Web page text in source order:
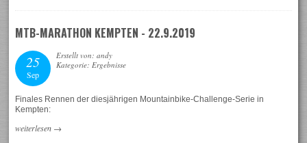
MTB-MARATHON KEMPTEN - 22.9.2019
25
Sep
Erstellt von: andy
Kategorie: Ergebnisse
Finales Rennen der diesjährigen Mountainbike-Challenge-Serie in
Kempten:
weiterlesen →